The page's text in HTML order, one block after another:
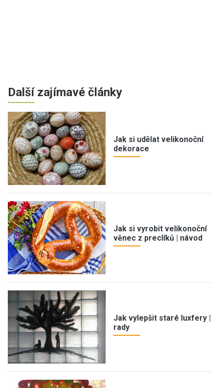
Další zajímavé články
Jak si udělat velikonoční
dekorace
Jak si vyrobit velikonoční
věnec z preclíků | návod
Jak vylepšit staré luxfery |
rady